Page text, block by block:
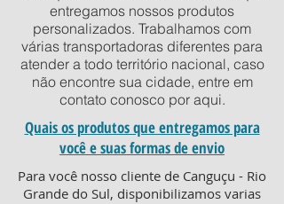
entregamos nossos produtos
personalizados. Trabalhamos com
várias transportadoras diferentes para
atender a todo território nacional, caso
não encontre sua cidade, entre em
contato conosco por aqui.
Para você nosso cliente de Canguçu - Rio
Grande do Sul, disponibilizamos varias
Quais os produtos que entregamos para
você e suas formas de envio